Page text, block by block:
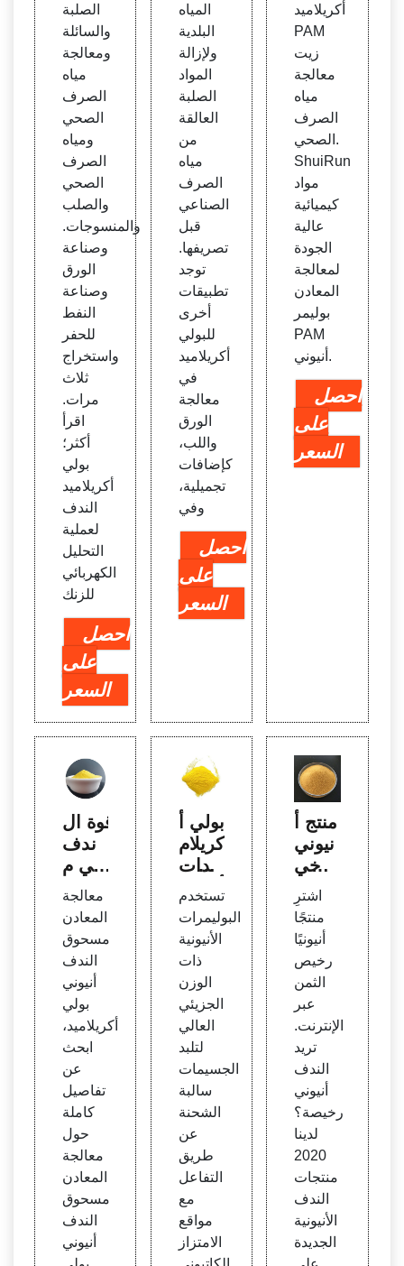
الصلبة
والسائلة
ومعالجة
مياه
الصرف
الصحي
ومياه
الصرف
الصحي
والصلب
والمنسوجات.
وصناعة
الورق
وصناعة
النفط
للحفر
واستخراج
ثلاث
مرات.
اقرأ
أكثر؛
بولي
أكريلاميد
الندف
لعملية
التحليل
الكهربائي
للزنك
احصل
على
السعر
المياه
البلدية
ولإزالة
المواد
الصلبة
العالقة
من
مياه
الصرف
الصناعي
قبل
تصريفها.
توجد
تطبيقات
أخرى
للبولي
أكريلاميد
في
معالجة
الورق
واللب،
كإضافات
تجميلية،
وفي
احصل
على
السعر
أكريلاميد
PAM
زيت
معالجة
مياه
الصرف
الصحي.
ShuiRun
مواد
كيميائية
عالية
الجودة
لمعالجة
المعادن
بوليمر
PAM
أنيوني.
احصل
على
السعر
قوة ال
ندف
في م
عالجة
المعاد
ن
معالجة
المعادن
مسحوق
الندف
أنيوني
بولي
أكريلاميد،
ابحث
عن
تفاصيل
كاملة
حول
معالجة
المعادن
مسحوق
الندف
أنيوني
بولي أ
كريلام
يدات
وغير أ
يونية
تستخدم
البوليمرات
الأنيونية
ذات
الوزن
الجزيئي
العالي
لتلبد
الجسيمات
سالبة
الشحنة
عن
طريق
التفاعل
مع
مواقع
الامتزاز
منتج أ
نيوني
رخي
ص الث
من لل
بيع - أ
فضل
أنيوني
لعام 2
020
اشترِ
منتجًا
أنيونيًا
رخيص
الثمن
عبر
الإنترنت.
تريد
الندف
أنيوني
رخيصة؟
لدينا
2020
منتجات
الندف
الأنيونية
الجديدة